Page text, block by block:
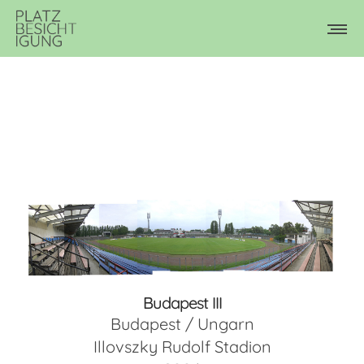
Budapest III
Budapest / Ungarn
Illovszky Rudolf Stadion